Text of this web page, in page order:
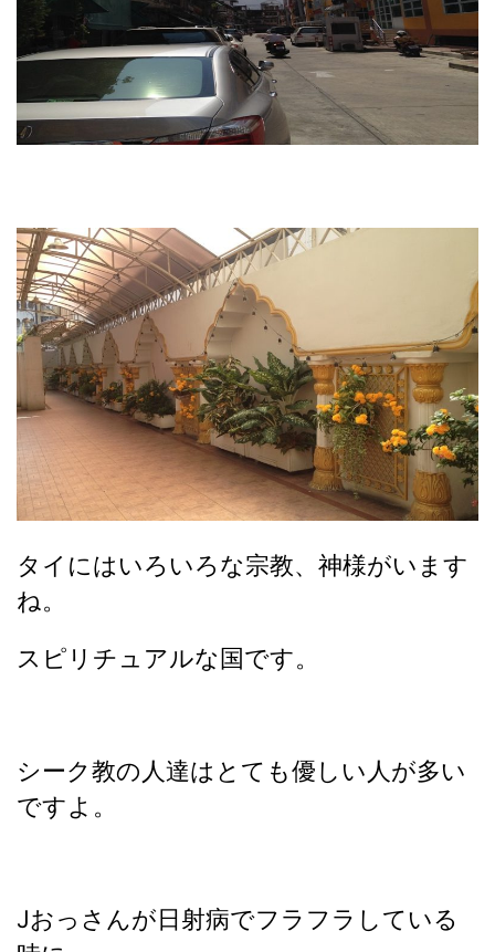
タイにはいろいろな宗教、神様がいます
ね。
スピリチュアルな国です。
シーク教の人達はとても優しい人が多い
ですよ。
Jおっさんが日射病でフラフラしている